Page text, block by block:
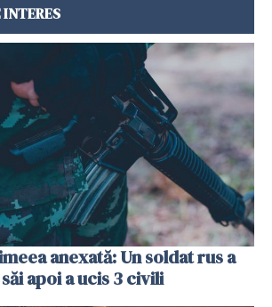
anexată: Un soldat rus a
apoi a ucis 3 civili